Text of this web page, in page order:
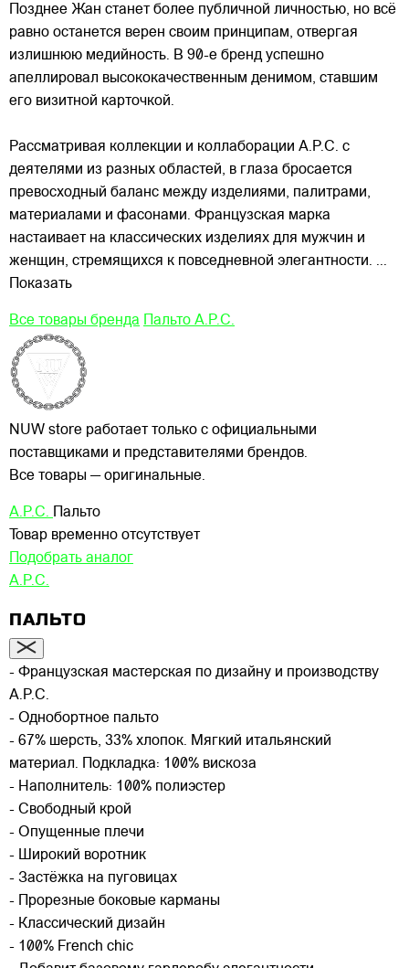
Позднее Жан станет более публичной личностью, но всё
равно останется верен своим принципам, отвергая
излишнюю медийность. В 90-е бренд успешно
апеллировал высококачественным денимом, ставшим
его визитной карточкой.
Рассматривая коллекции и коллаборации A.P.C. с
деятелями из разных областей, в глаза бросается
превосходный баланс между изделиями, палитрами,
материалами и фасонами. Французская марка
настаивает на классических изделиях для мужчин и
женщин, стремящихся к повседневной элегантности. ...
Показать
Все товары бренда Пальто A.P.C.
NUW store работает только с официальными
поставщиками и представителями брендов.
Все товары — оригинальные.
A.P.C. Пальто
Товар временно отсутствует
Подобрать аналог
A.P.C.
ПАЛЬТО
- Французская мастерская по дизайну и производству
A.P.C.
- Однобортное пальто
- 67% шерсть, 33% хлопок. Мягкий итальянский
материал. Подкладка: 100% вискоза
- Наполнитель: 100% полиэстер
- Свободный крой
- Опущенные плечи
- Широкий воротник
- Застёжка на пуговицах
- Прорезные боковые карманы
- Классический дизайн
- 100% French chic